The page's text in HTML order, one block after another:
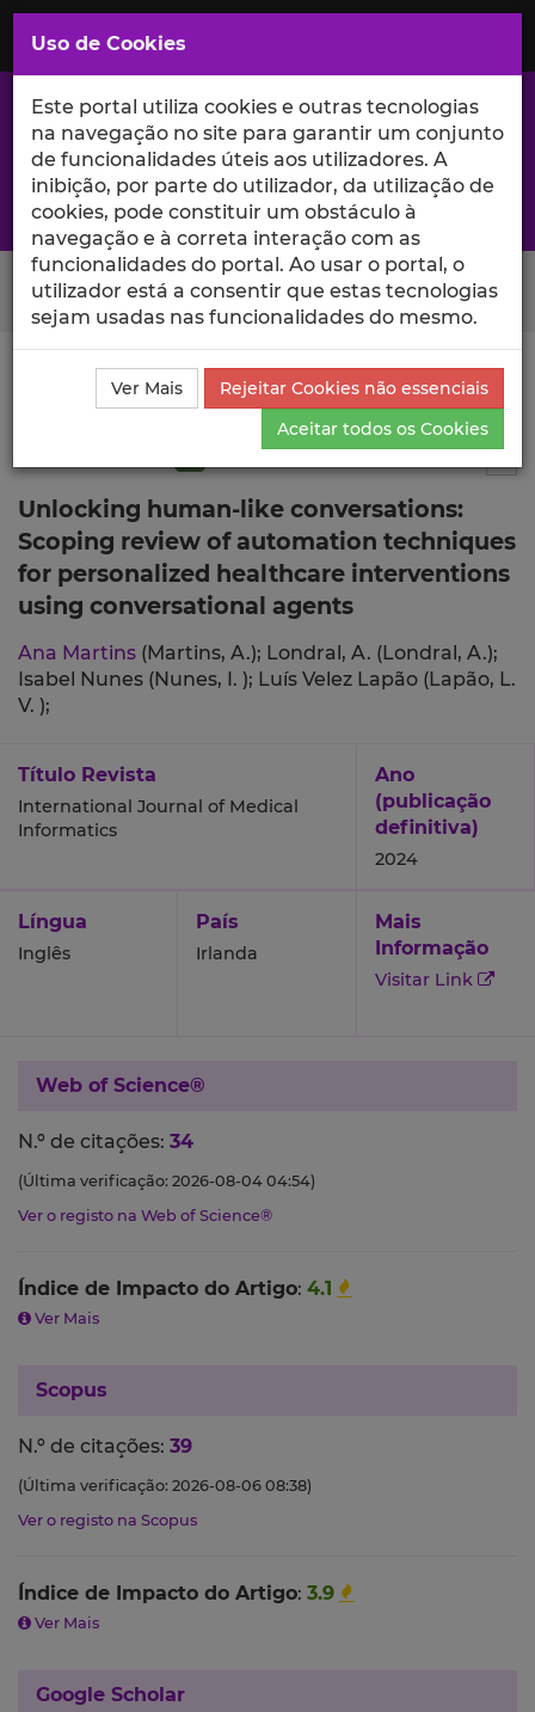
Saltar
para
Conteúdo
Principal
A excelência da investigação e ciência no Iscte
Search Button
Ciência_Iscte Publicações
Descrição Detalhada da
Publicação
Unlocking human-like conversations:
Scoping review of automation techniques
for personalized healthcare interventions
using conversational agents
Ana Martins (Martins, A.); Londral, A. (Londral, A.);
Isabel Nunes (Nunes, I. ); Luís Velez Lapão (Lapão, L.
V. );
Título Revista
International Journal of Medical
Informatics
Ano
(publicação
definitiva)
2024
Língua
Inglês
País
Irlanda
Mais
Informação
Visitar Link
Web of Science®
N.º de citações: 34
(Última verificação: 2026-08-04 04:54)
Ver o registo na Web of Science®
Índice de Impacto do Artigo: 4.1
Ver Mais
Scopus
N.º de citações: 39
(Última verificação: 2026-08-06 08:38)
Ver o registo na Scopus
Índice de Impacto do Artigo: 3.9
Ver Mais
Google Scholar
Uso de Cookies
Este portal utiliza cookies e outras tecnologias
na navegação no site para garantir um conjunto
de funcionalidades úteis aos utilizadores. A
inibição, por parte do utilizador, da utilização de
cookies, pode constituir um obstáculo à
navegação e à correta interação com as
funcionalidades do portal. Ao usar o portal, o
utilizador está a consentir que estas tecnologias
sejam usadas nas funcionalidades do mesmo.
Ver Mais
Rejeitar Cookies não essenciais
Aceitar todos os Cookies